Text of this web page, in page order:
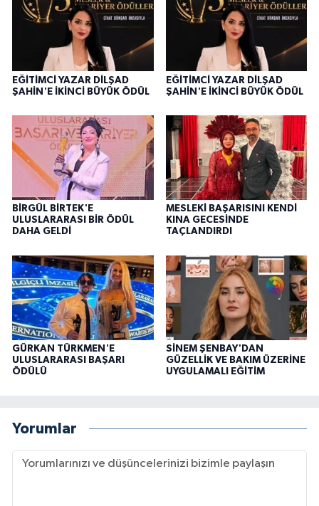
EĞİTİMCİ YAZAR DİLŞAD
ŞAHİN'E İKİNCİ BÜYÜK ÖDÜL
EĞİTİMCİ YAZAR DİLŞAD
ŞAHİN'E İKİNCİ BÜYÜK ÖDÜL
BİRGÜL BİRTEK'E
ULUSLARARASI BİR ÖDÜL
DAHA GELDİ
MESLEKİ BAŞARISINI KENDİ
KINA GECESİNDE
TAÇLANDIRDI
GÜRKAN TÜRKMEN'E
ULUSLARARASI BAŞARI
ÖDÜLÜ
SİNEM ŞENBAY'DAN
GÜZELLİK VE BAKIM ÜZERİNE
UYGULAMALI EĞİTİM
Yorumlar